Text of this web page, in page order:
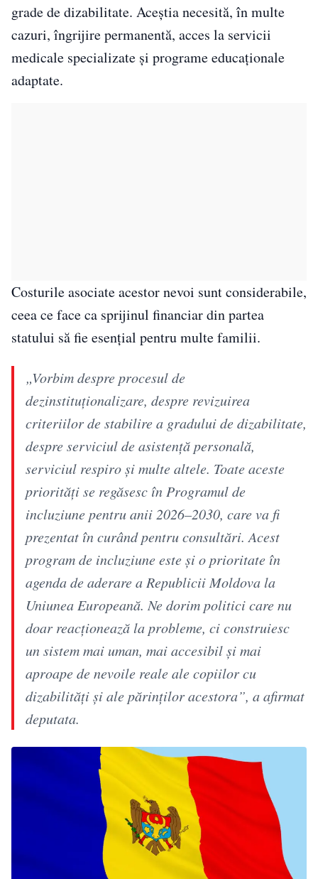
grade de dizabilitate. Aceștia necesită, în multe
cazuri, îngrijire permanentă, acces la servicii
medicale specializate și programe educaționale
adaptate.
Costurile asociate acestor nevoi sunt considerabile,
ceea ce face ca sprijinul financiar din partea
statului să fie esențial pentru multe familii.
„Vorbim despre procesul de
dezinstituționalizare, despre revizuirea
criteriilor de stabilire a gradului de dizabilitate,
despre serviciul de asistență personală,
serviciul respiro și multe altele. Toate aceste
priorități se regăsesc în Programul de
incluziune pentru anii 2026–2030, care va fi
prezentat în curând pentru consultări. Acest
program de incluziune este și o prioritate în
agenda de aderare a Republicii Moldova la
Uniunea Europeană. Ne dorim politici care nu
doar reacționează la probleme, ci construiesc
un sistem mai uman, mai accesibil și mai
aproape de nevoile reale ale copiilor cu
dizabilități și ale părinților acestora”, a afirmat
deputata.